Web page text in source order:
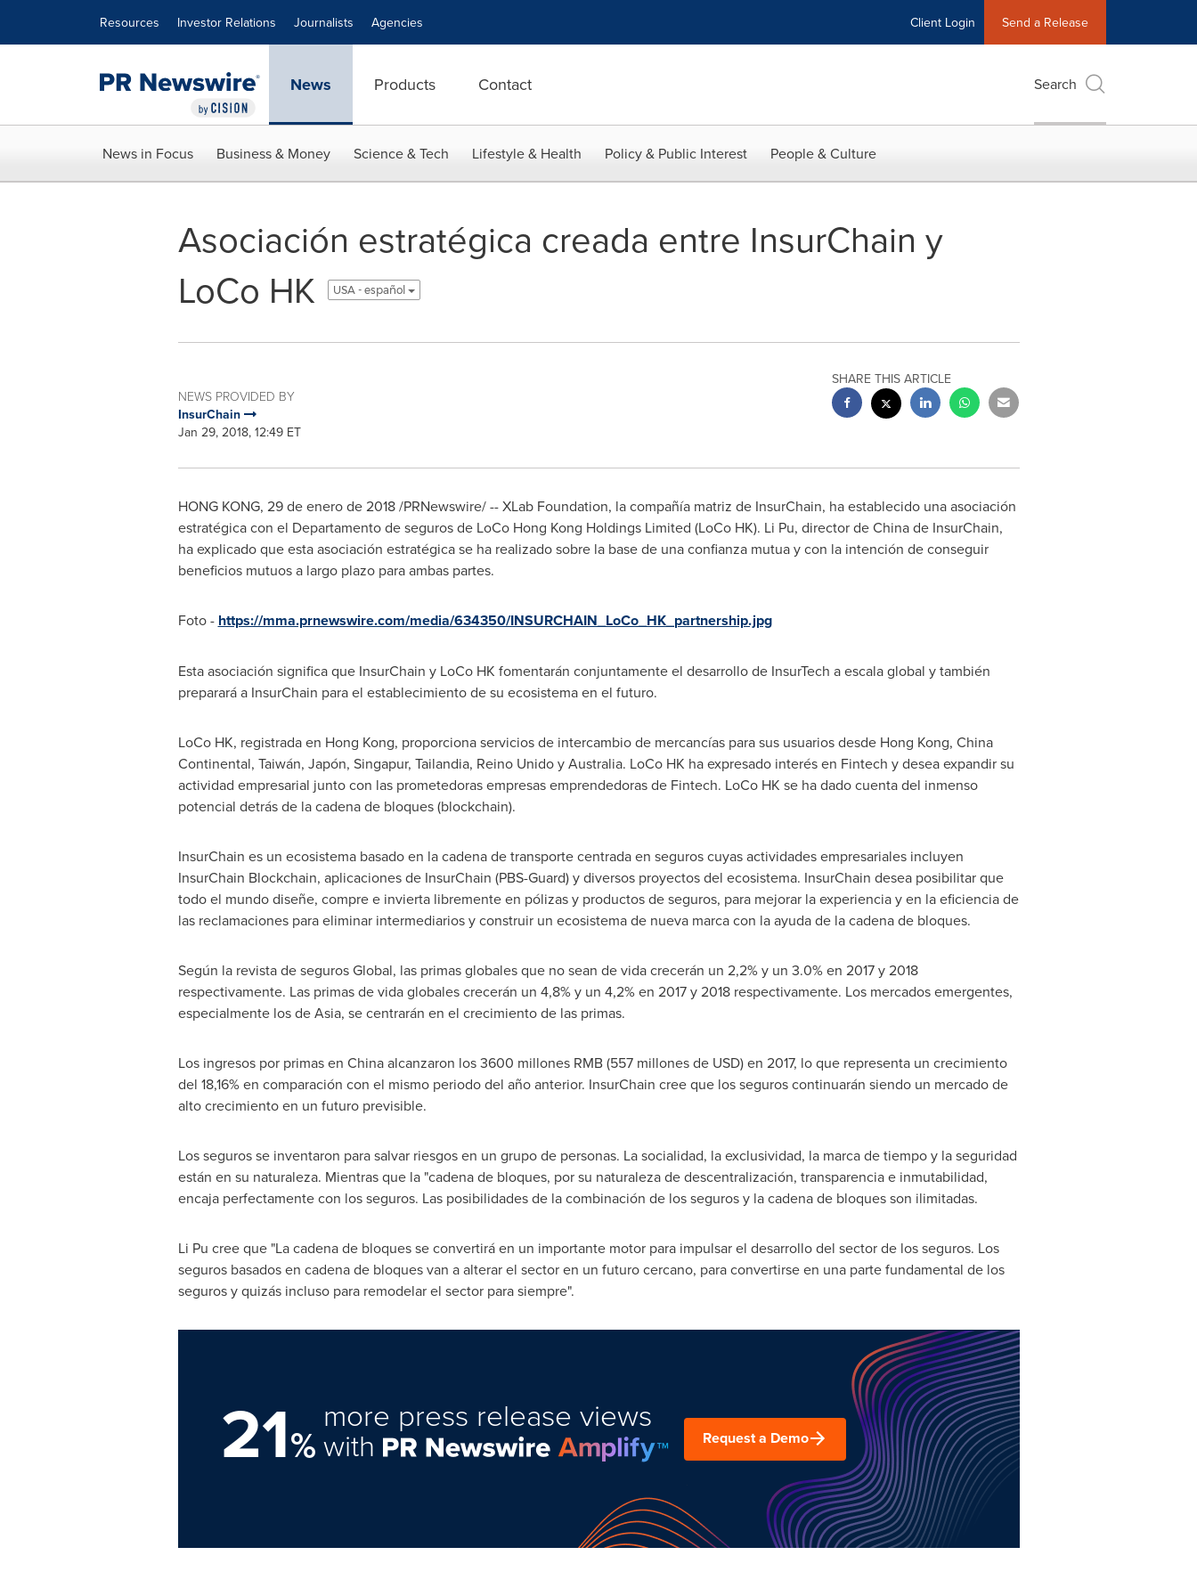
Resources Investor Relations Journalists Agencies Client Login Send a Release
News Products Contact Search
News in Focus Business & Money Science & Tech Lifestyle & Health Policy & Public Interest People & Culture
Asociación estratégica creada entre InsurChain y
LoCo HK
USA - español
NEWS PROVIDED BY
InsurChain
Jan 29, 2018, 12:49 ET
SHARE THIS ARTICLE
HONG KONG, 29 de enero de 2018 /PRNewswire/ -- XLab Foundation, la compañía matriz de InsurChain, ha establecido una asociación
estratégica con el Departamento de seguros de LoCo Hong Kong Holdings Limited (LoCo HK). Li Pu, director deChinade InsurChain,
ha explicado que esta asociación estratégica se ha realizado sobre la base de una confianza mutua y con la intención de conseguir
beneficios mutuos a largo plazo para ambas partes.
Foto - https://mma.prnewswire.com/media/634350/INSURCHAIN_LoCo_HK_partnership.jpg
Esta asociación significa que InsurChain y LoCo HK fomentarán conjuntamente el desarrollo de InsurTech a escala global y también
preparará a InsurChain para el establecimiento de su ecosistema en el futuro.
LoCo HK, registrada en Hong Kong, proporciona servicios de intercambio de mercancías para sus usuarios desde Hong Kong, China
Continental, Taiwán, Japón, Singapur, Tailandia, Reino Unido yAustralia. LoCo HK ha expresado interés en Fintech y desea expandir su
actividad empresarial junto con las prometedoras empresas emprendedoras de Fintech. LoCo HK se ha dado cuenta del inmenso
potencial detrás de la cadena de bloques (blockchain).
InsurChain es un ecosistema basado en la cadena de transporte centrada en seguros cuyas actividades empresariales incluyen
InsurChain Blockchain, aplicaciones de InsurChain (PBS-Guard) y diversos proyectos del ecosistema. InsurChain desea posibilitar que
todo el mundo diseñe, compre e invierta libremente en pólizas y productos de seguros, para mejorar la experiencia y en la eficiencia de
las reclamaciones para eliminar intermediarios y construir un ecosistema de nueva marca con la ayuda de la cadena de bloques.
Según la revista de seguros Global, las primas globales que no sean de vida crecerán un 2,2% y un 3.0% en 2017 y 2018
respectivamente. Las primas de vida globales crecerán un 4,8% y un 4,2% en 2017 y 2018 respectivamente. Los mercados emergentes,
especialmente los deAsia, se centrarán en el crecimiento de las primas.
Los ingresos por primas en Chinaalcanzaron los 3600 millones RMB (557 millones de USD) en 2017, lo que representa un crecimiento
del 18,16% en comparación con el mismo periodo del año anterior. InsurChain cree que los seguros continuarán siendo un mercado de
alto crecimiento en un futuro previsible.
Los seguros se inventaron para salvar riesgos en un grupo de personas. La socialidad, la exclusividad, la marca de tiempo y la seguridad
están en su naturaleza. Mientras que la "cadena de bloques, por su naturaleza de descentralización, transparencia e inmutabilidad,
encaja perfectamente con los seguros. Las posibilidades de la combinación de los seguros y la cadena de bloques son ilimitadas.
Li Pu cree que "La cadena de bloques se convertirá en un importante motor para impulsar el desarrollo del sector de los seguros. Los
seguros basados en cadena de bloques van a alterar el sector en un futuro cercano, para convertirse en una parte fundamental de los
seguros y quizás incluso para remodelar el sector para siempre".
21%
more press release views
with Request a Demo